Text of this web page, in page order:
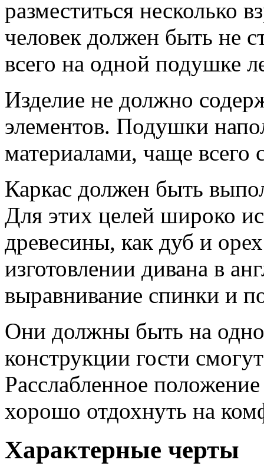
разместиться несколько
человек должен быть не
всего на одной подушке
Изделие не должно
элементов. Подушки
материалами, чаще всего
Каркас должен быть
Для этих целей широко
древесины, как дуб и
изготовлении дивана в
выравнивание спинки и
Они должны быть на
конструкции гости
Расслабленное
хорошо отдохнуть на
Характерные черты